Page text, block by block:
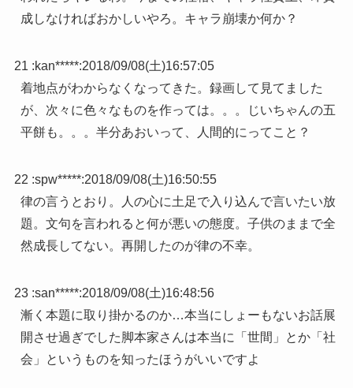
成しなければおかしいやろ。キャラ崩壊か何か？
21 :kan*****:2018/09/08(土)16:57:05
着地点がわからなくなってきた。録画して見てました
が、次々に色々なものを作っては。。。じいちゃんの五
平餅も。。。半分あおいって、人間的にってこと？
22 :spw*****:2018/09/08(土)16:50:55
律の言うとおり。人の心に土足で入り込んで言いたい放
題。文句を言われると何が悪いの態度。子供のままで全
然成長してない。再開したのが律の不幸。
23 :san*****:2018/09/08(土)16:48:56
漸く本題に取り掛かるのか…本当にしょーもないお話展
開させ過ぎでした脚本家さんは本当に「世間」とか「社
会」というものを知ったほうがいいですよ